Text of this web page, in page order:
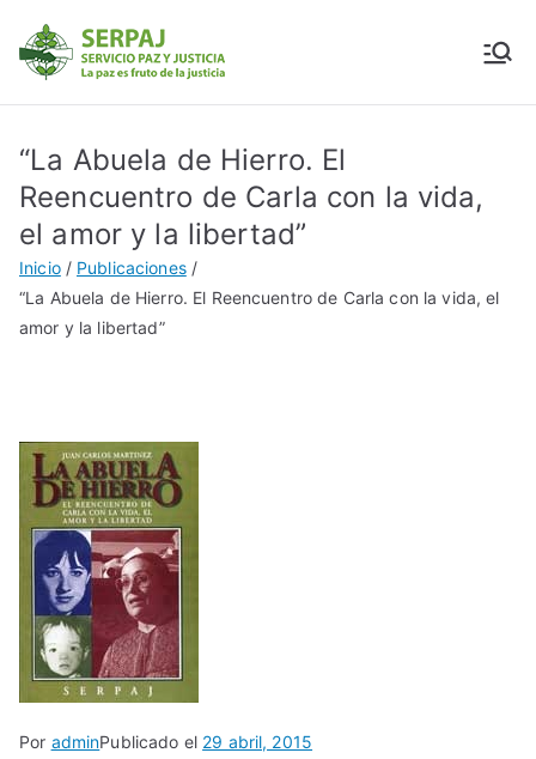
“La Abuela de Hierro. El
Reencuentro de Carla con la vida,
el amor y la libertad”
Inicio
Publicaciones
“La Abuela de Hierro. El Reencuentro de Carla con la vida, el
amor y la libertad”
Por adminPublicado el 29 abril, 2015